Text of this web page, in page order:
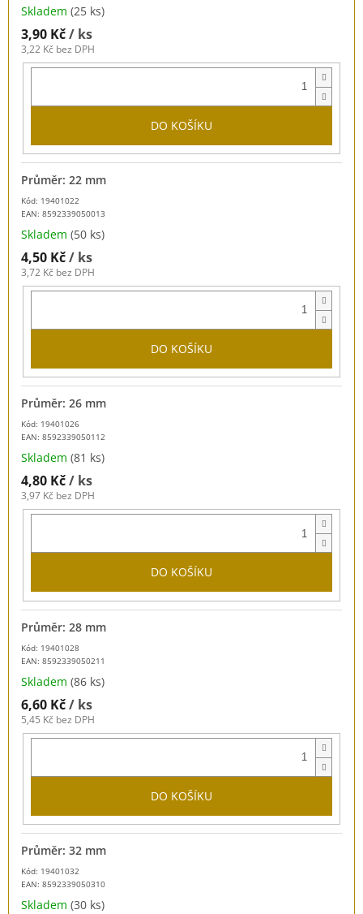
Skladem (25 ks)
3,90 Kč/ ks
3,22 Kč bez DPH
DO KOŠÍKU
Kód: 19401022
EAN: 8592339050013
Průměr: 22 mm
Skladem (50 ks)
4,50 Kč/ ks
3,72 Kč bez DPH
DO KOŠÍKU
Kód: 19401026
EAN: 8592339050112
Průměr: 26 mm
Skladem (81 ks)
4,80 Kč/ ks
3,97 Kč bez DPH
DO KOŠÍKU
Kód: 19401028
EAN: 8592339050211
Průměr: 28 mm
Skladem (86 ks)
6,60 Kč/ ks
5,45 Kč bez DPH
DO KOŠÍKU
Kód: 19401032
EAN: 8592339050310
Průměr: 32 mm
Skladem (30 ks)